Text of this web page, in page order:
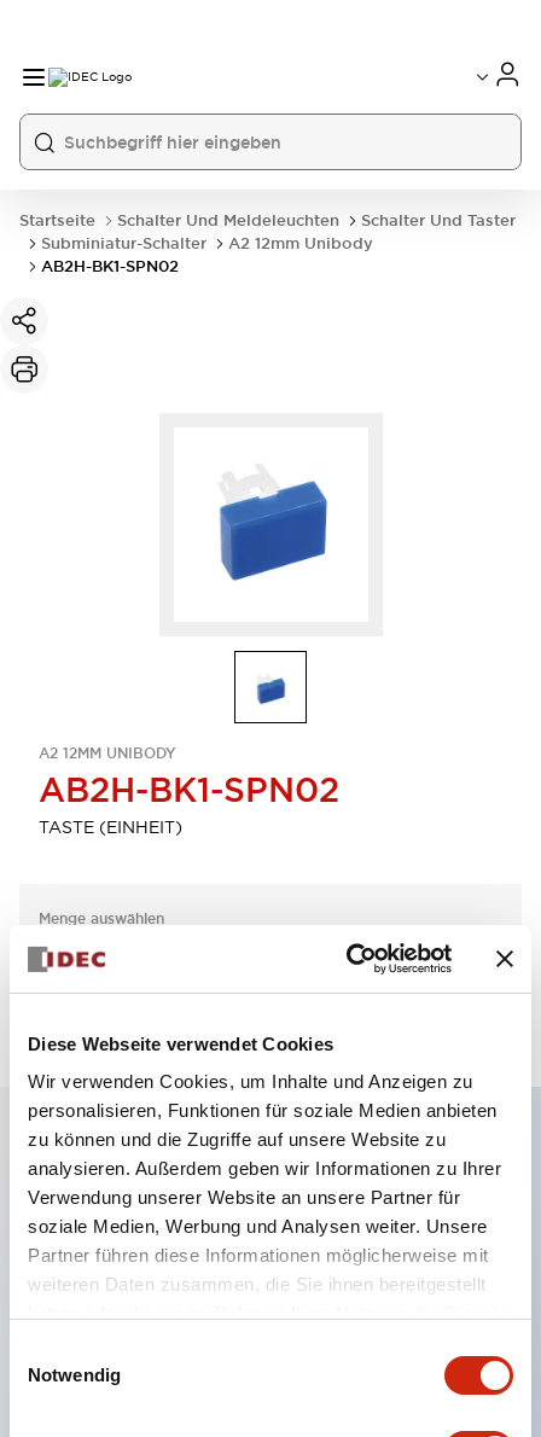
Diese Webseite verwendet Cookies
Wir verwenden Cookies, um Inhalte und Anzeigen zu
personalisieren, Funktionen für soziale Medien anbieten
zu können und die Zugriffe auf unsere Website zu
analysieren. Außerdem geben wir Informationen zu Ihrer
Verwendung unserer Website an unsere Partner für
soziale Medien, Werbung und Analysen weiter. Unsere
Partner führen diese Informationen möglicherweise mit
weiteren Daten zusammen, die Sie ihnen bereitgestellt
Notwendig
Startseite Schalter Und Meldeleuchten
Schalter Und Taster
Subminiatur-Schalter
A2 12mm Unibody
AB2H-BK1-SPN02
A2 12MM UNIBODY
AB2H-BK1-SPN02
TASTE (EINHEIT)
Menge auswählen
zum Zitat hinzufügen
Hauptmerkmale
Schutzart IP40 und IP65 komplett (IEC 60529)
von 22 mm.